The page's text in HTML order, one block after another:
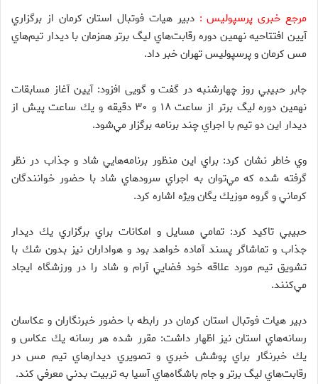
مرجع خبری پرسپولیس : دبير هيات فوتبال استان كرمان از برگزاري
آيين افتتاحيه نهمين دوره رقابت‌هاي ليگ برتر همزمان با ديدار تيم‌هاي
مس كرمان و پرسپوليس تهران خبر داد.
جابر حبيبي روز چهارشنبه در گفت و گویی افزود: آيين آغاز مسابقات
نهمين دوره ليگ برتر از ساعت ‪ ۱۸‬و ‪ ۳۰‬دقيقه و يك ساعت پيش از
ديدار اين دو تيم با اجراي چند برنامه برگزار مي‌شود.
وي خاطر نشان كرد: براي اين منظور برنامه‌هايي شاد و جذاب در نظر
گرفته شده كه مي‌توان به اجراي سرودهاي شاد با حضور خوانندگان
كرماني و گروه موزيك يگان ويژه اشاره كرد.
حبيبي تاكيد كرد: تمامي مسايل و امكانات براي برگزاري يك ديدار
جذاب و تماشاگر پسند آماده خواهد بود و هواداران نيز بدون شك با
تشويق تيم مورد علاقه خود فضايي آرام و شاد را در ورزشگاه ايجاد
مي‌كنند.
دبير هيات فوتبال استان كرمان در رابطه با حضور خبرنگاران و عكاسان
رسانه‌هاي استان نيز اظهار داشت: مقرر شده هر رسانه يك عكاس و
يك خبرنگار براي پوشش خبري و تصويري ديدارهاي تيم مس در
رقابت‌هاي ليگ برتر و جام باشگاه‌هاي آسيا به تربيت بدني معرفي كند.